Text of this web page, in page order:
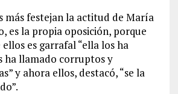
más festejan la actitud de María
es la propia oposición, porque
es garrafal “ella los ha
ha llamado corruptos y
y ahora ellos, destacó, “se la